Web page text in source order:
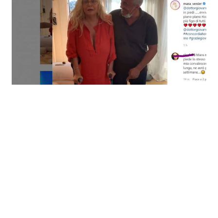
Economia
Persone Scomparse
Politica
Fiction e Serie TV
Programmi TV
Reality e Talent